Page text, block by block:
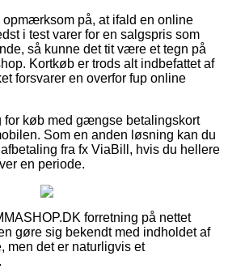
på, at ifald en online
i test varer for en salgspris som
så kunne det tit være et tegn på
Kortkøb er trods alt indbefattet af
forsvarer en overfor fup online
for køb med gængse betalingskort
Som en anden løsning kan du
fra fx ViaBill, hvis du hellere
en periode.
forretning på nettet
gøre sig bekendt med indholdet af
men det er naturligvis et